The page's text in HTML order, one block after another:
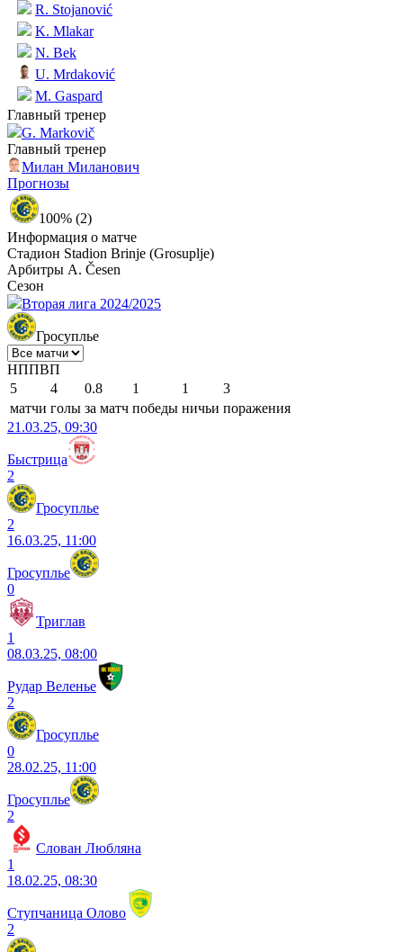
R. Stojanović
K. Mlakar
N. Bek
U. Mrdaković
M. Gaspard
Главный тренер
G. Markovič
Главный тренер
Милан Миланович
Прогнозы
100% (2)
Информация о матче
Стадион Stadion Brinje (Grosuplje)
Арбитры A. Česen
Сезон
Вторая лига 2024/2025
Гросуплье
НППВП
5
4 0.8 1 1
3
матчи голы за матч победы ничьи поражения
21.03.25, 09:30
Быстрица
2
Гросуплье
2
16.03.25, 11:00
Гросуплье
0
Триглав
1
08.03.25, 08:00
Рудар Веленье
2
Гросуплье
0
28.02.25, 11:00
Гросуплье
2
Слован Любляна
1
18.02.25, 08:30
Ступчаница Олово
2